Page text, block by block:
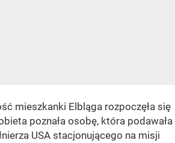
mieszkanki Elbląga rozpoczęła się
poznała osobę, która podawała
USA stacjonującego na misji